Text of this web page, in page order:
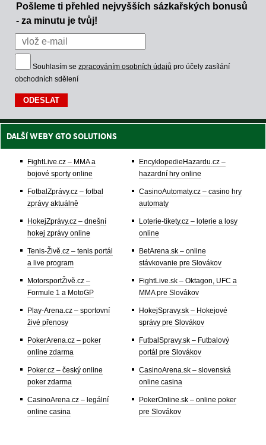
Pošleme ti přehled nejvyšších sázkařských bonusů
- za minutu je tvůj!
Souhlasím se zpracováním osobních údajů pro účely zasílání
obchodních sdělení
DALŠÍ WEBY GTO SOLUTIONS
FightLive.cz – MMA a
bojové sporty online
FotbalZprávy.cz – fotbal
zprávy aktuálně
HokejZprávy.cz – dnešní
hokej zprávy online
Tenis-Živě.cz – tenis portál
a live program
MotorsportŽivě.cz –
Formule 1 a MotoGP
Play-Arena.cz – sportovní
živé přenosy
PokerArena.cz – poker
online zdarma
Poker.cz – český online
poker zdarma
CasinoArena.cz – legální
online casina
EncyklopedieHazardu.cz –
hazardní hry online
CasinoAutomaty.cz – casino hry
automaty
Loterie-tikety.cz – loterie a losy
online
BetArena.sk – online
stávkovanie pre Slovákov
FightLive.sk – Oktagon, UFC a
MMA pre Slovákov
HokejSpravy.sk – Hokejové
správy pre Slovákov
FutbalSpravy.sk – Futbalový
portál pre Slovákov
CasinoArena.sk – slovenská
online casina
PokerOnline.sk – online poker
pre Slovákov